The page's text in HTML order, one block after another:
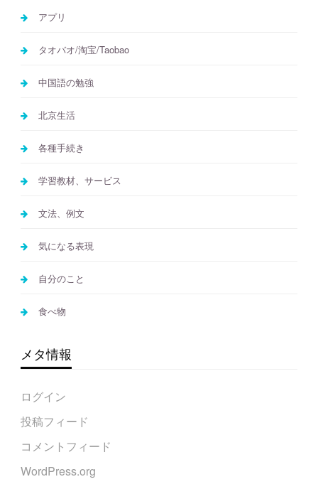
アプリ
タオバオ/淘宝/Taobao
中国語の勉強
北京生活
各種手続き
学習教材、サービス
文法、例文
気になる表現
自分のこと
食べ物
メタ情報
ログイン
投稿フィード
コメントフィード
WordPress.org